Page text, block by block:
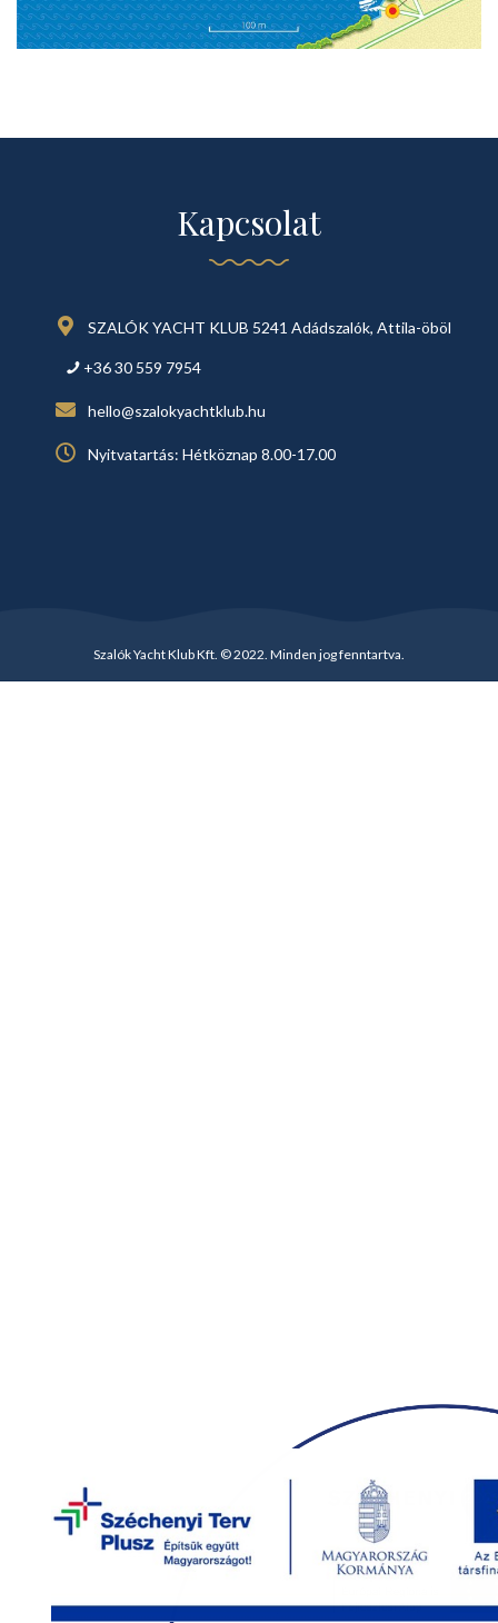
Kapcsolat
SZALÓK YACHT KLUB 5241 Adádszalók, Attila-öböl
+36 30 559 7954
hello@szalokyachtklub.hu
Nyitvatartás: Hétköznap 8.00-17.00
Szalók Yacht Klub Kft. © 2022. Minden jog fenntartva.